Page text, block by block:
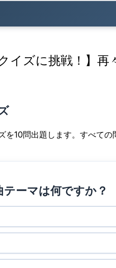
イズに挑戦！】再
を10問出題します。すべて
テーマは何ですか？